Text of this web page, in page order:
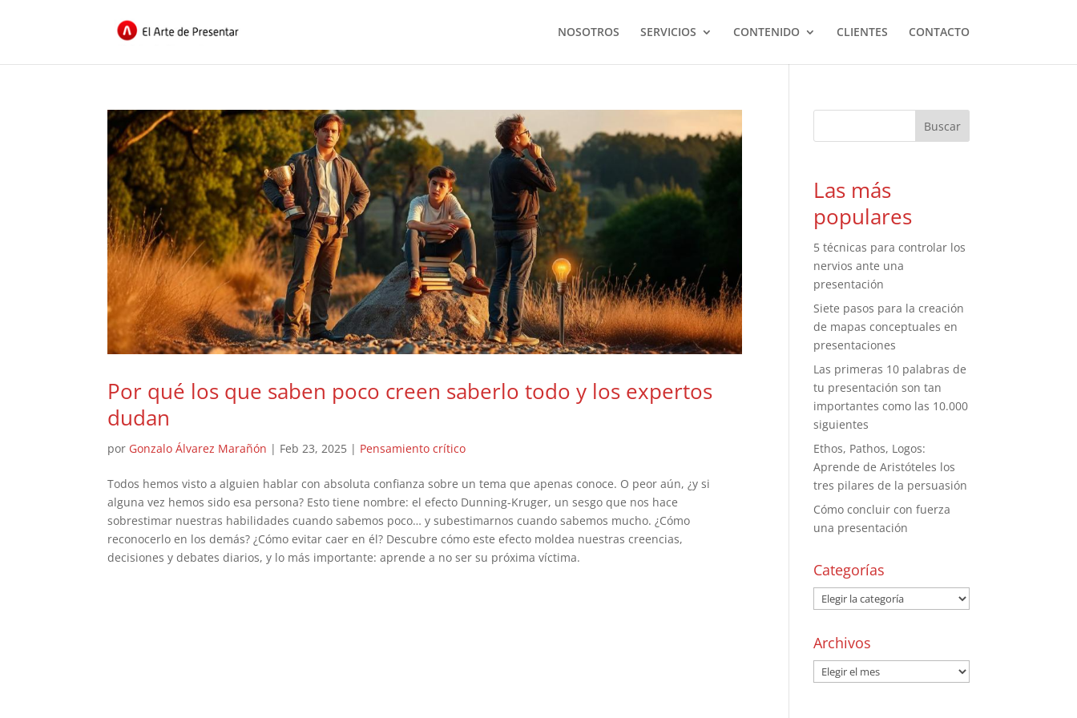
NOSOTROS SERVICIOS CONTENIDO CLIENTES CONTACTO
Por qué los que saben poco creen saberlo todo y los expertos
dudan
por Gonzalo Álvarez Marañón | Feb 23, 2025 | Pensamiento crítico
Todos hemos visto a alguien hablar con absoluta confianza sobre un tema que apenas conoce. O peor aún, ¿y si
alguna vez hemos sido esa persona? Esto tiene nombre: el efecto Dunning-Kruger, un sesgo que nos hace
sobrestimar nuestras habilidades cuando sabemos poco… y subestimarnos cuando sabemos mucho. ¿Cómo
reconocerlo en los demás? ¿Cómo evitar caer en él? Descubre cómo este efecto moldea nuestras creencias,
decisiones y debates diarios, y lo más importante: aprende a no ser su próxima víctima.
Las más
populares
5 técnicas para controlar los
nervios ante una
presentación
Siete pasos para la creación
de mapas conceptuales en
presentaciones
Las primeras 10 palabras de
tu presentación son tan
importantes como las 10.000
siguientes
Ethos, Pathos, Logos:
Aprende de Aristóteles los
tres pilares de la persuasión
Cómo concluir con fuerza
una presentación
Categorías
Archivos